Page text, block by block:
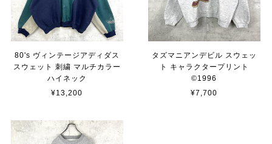
80's ヴィンテージアディダス
スウェット 刺繍 マルチカラー
ハイネック
¥13,200
タズマニアンデビル スウェッ
ト キャラクタープリント
©︎1996
¥7,700